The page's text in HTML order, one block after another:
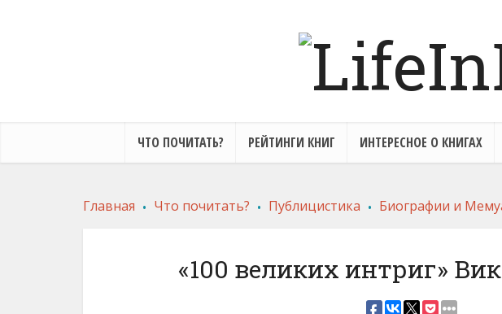
ЧТО ПОЧИТАТЬ? РЕЙТИНГИ КНИГ ИНТЕРЕСНОЕ О КНИГАХ
Главная . Что почитать? . Публицистика . Биографии и
«100 великих интриг»